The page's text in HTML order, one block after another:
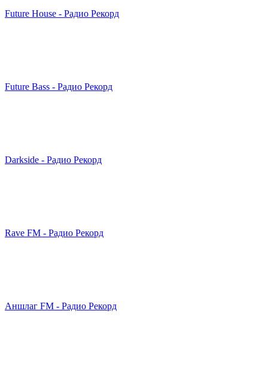
Future House - Радио Рекорд
Future Bass - Радио Рекорд
Darkside - Радио Рекорд
Rave FM - Радио Рекорд
Аншлаг FM - Радио Рекорд